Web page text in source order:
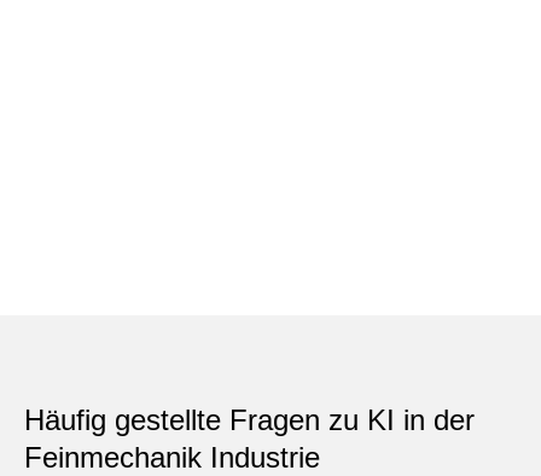
Häufig gestellte Fragen zu KI in der
Feinmechanik Industrie